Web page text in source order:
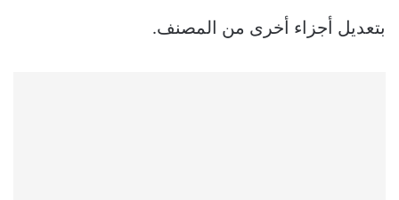
بتعديل أجزاء أخرى من المصنف.